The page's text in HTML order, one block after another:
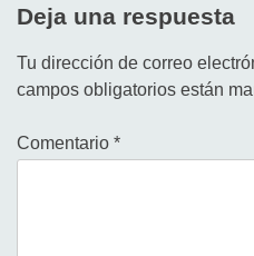
Deja una respuesta
Tu dirección de correo
campos obligatorios están
Comentario *